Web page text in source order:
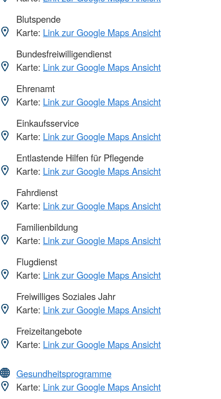
Blutspende
Karte: Link zur Google Maps Ansicht
Bundesfreiwilligendienst
Karte: Link zur Google Maps Ansicht
Ehrenamt
Karte: Link zur Google Maps Ansicht
Einkaufsservice
Karte: Link zur Google Maps Ansicht
Entlastende Hilfen für Pflegende
Karte: Link zur Google Maps Ansicht
Fahrdienst
Karte: Link zur Google Maps Ansicht
Familienbildung
Karte: Link zur Google Maps Ansicht
Flugdienst
Karte: Link zur Google Maps Ansicht
Freiwilliges Soziales Jahr
Karte: Link zur Google Maps Ansicht
Freizeitangebote
Karte: Link zur Google Maps Ansicht
Gesundheitsprogramme
Karte: Link zur Google Maps Ansicht